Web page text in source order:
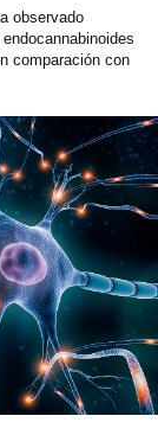
observado
comparación con